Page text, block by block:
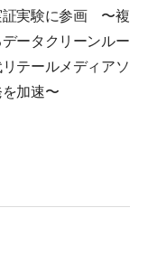
証実験に参画 〜複
ータクリーンルー
テールメディアソ
加速〜